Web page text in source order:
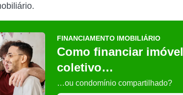
FINANCIAMENTO IMOBILIÁRIO
Como financiar imóvel
coletivo…
…ou condomínio compartilhado?